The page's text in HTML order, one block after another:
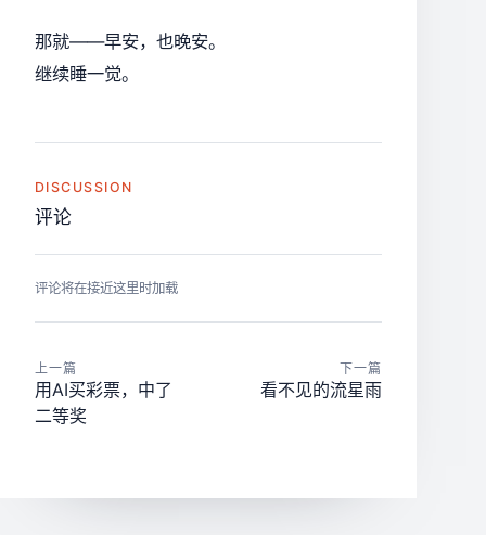
那就——早安，也晚安。
继续睡一觉。
DISCUSSION
评论
评论将在接近这里时加载
上一篇
用AI买彩票，中了
二等奖
下一篇
看不见的流星雨